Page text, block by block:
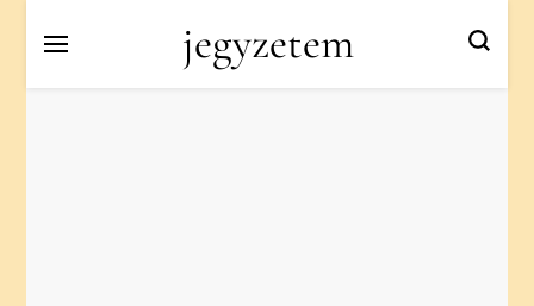
jegyzetem